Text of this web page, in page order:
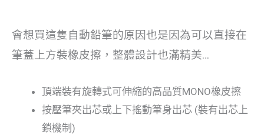
會想買這隻自動鉛筆的原因也是因為可以直接在
筆蓋上方裝橡皮擦，整體設計也滿精美…
頂端裝有旋轉式可伸縮的高品質MONO橡皮擦
按壓筆夾出芯或上下搖動筆身出芯 (裝有出芯上
鎖機制)